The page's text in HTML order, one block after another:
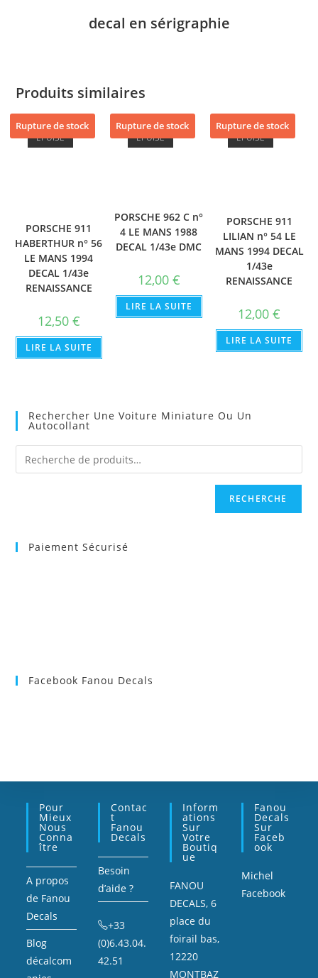
decal en sérigraphie
Produits similaires
Rupture de stock
ÉPUISÉ
PORSCHE 911
HABERTHUR n° 56
LE MANS 1994
DECAL 1/43e
RENAISSANCE
12,50 €
LIRE LA SUITE
Rupture de stock
ÉPUISÉ
PORSCHE 962 C n°
4 LE MANS 1988
DECAL 1/43e DMC
12,00 €
LIRE LA SUITE
Rupture de stock
ÉPUISÉ
PORSCHE 911
LILIAN n° 54 LE
MANS 1994 DECAL
1/43e
RENAISSANCE
12,00€
LIRE LA SUITE
Rechercher Une Voiture Miniature Ou Un
Autocollant
RECHERCHE
Paiement Sécurisé
Facebook Fanou Decals
Pour
Mieux
Nous
Conna
Ître
A propos
de Fanou
Decals
Blog
décalcom
Contac
T
Fanou
Decals
Besoin
d’aide ?
+33
(0)6.43.04.
42.51
Inform
Ations
Sur
Votre
Boutiq
Ue
FANOU
DECALS, 6
place du
foirail bas,
12220
MONTBAZ
Fanou
Decals
Sur
Faceb
Ook
Michel
Facebook